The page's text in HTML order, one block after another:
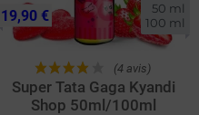
50 ml
100 ml
(4 avis)
Super Tata Gaga Kyandi
Shop 50ml/100ml
19,90 €